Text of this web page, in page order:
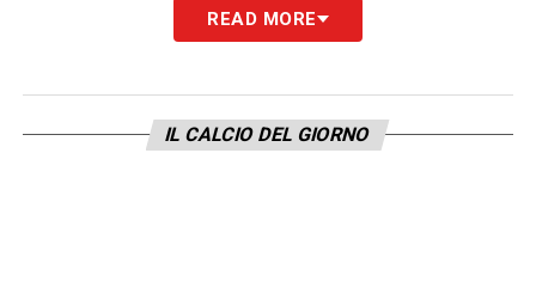
Luciano Spallettie della dirigenza
meneghina è quella di trattenere il belga.
Certaldo che ha l’obiettivo di affidare le chiavi
READ MORE
IL CALCIO DEL GIORNO